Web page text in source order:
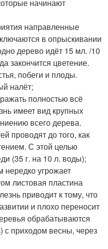
начинают
направленные
в опрыскивании
дерево идёт 15 мл. /10
закончится цветение.
побеги и плоды.
налёт;
полностью всё
имеет вид крупных
всего дерева.
проводят до того, как
С этой целью
(35 г. на 10 л. воды);
угрожает
листовая пластина
приводит к тому, что
и плохо переносит
обрабатываются
с приходом весны, через